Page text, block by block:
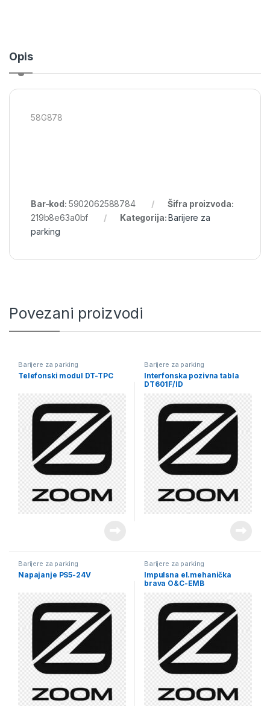
Opis
58G878
Bar-kod: 5902062588784
Šifra proizvoda:
219b8e63a0bf
Kategorija:Barijere za
parking
Povezani proizvodi
Barijere za parking
Telefonski modul DT-TPC
Barijere za parking
Interfonska pozivna tabla
DT601F/ID
Barijere za parking
Napajanje PS5-24V
Barijere za parking
Impulsna el.mehanička
brava O&C-EMB